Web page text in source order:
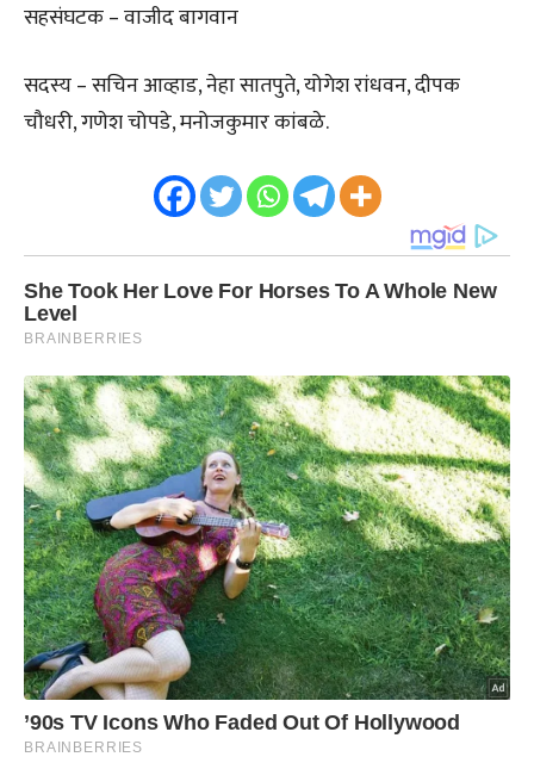
सहसंघटक – वाजीद बागवान
सदस्य – सचिन आव्हाड, नेहा सातपुते, योगेश रांधवन, दीपक
चौधरी, गणेश चोपडे, मनोजकुमार कांबळे.